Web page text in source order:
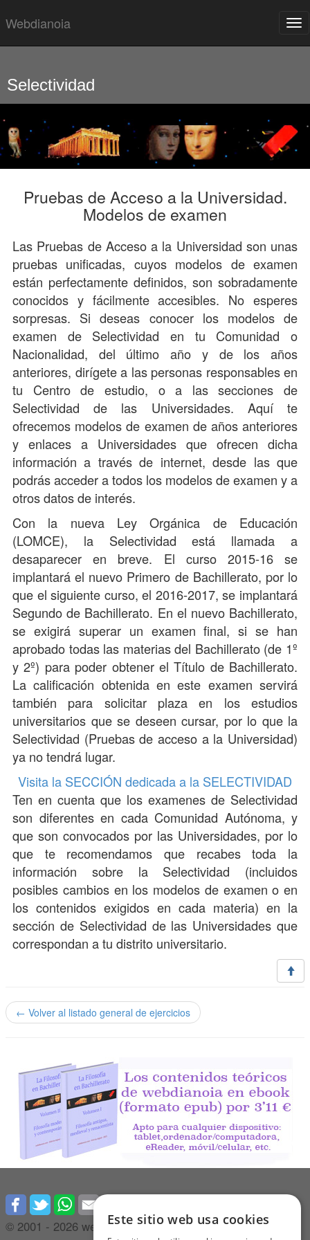
enlaces
Webdianoia
Selectividad
Pruebas de Acceso a la Universidad.
Modelos de examen
Las Pruebas de Acceso a la Universidad son unas
pruebas unificadas, cuyos modelos de examen
están perfectamente definidos, son sobradamente
conocidos y fácilmente accesibles. No esperes
sorpresas. Si deseas conocer los modelos de
examen de Selectividad en tu Comunidad o
Nacionalidad, del último año y de los años
anteriores, dirígete a las personas responsables en
tu Centro de estudio, o a las secciones de
Selectividad de las Universidades. Aquí te
ofrecemos modelos de examen de años anteriores
y enlaces a Universidades que ofrecen dicha
información a través de internet, desde las que
podrás acceder a todos los modelos de examen y a
otros datos de interés.
Con la nueva Ley Orgánica de Educación
(LOMCE), la Selectividad está llamada a
desaparecer en breve. El curso 2015-16 se
implantará el nuevo Primero de Bachillerato, por lo
que el siguiente curso, el 2016-2017, se implantará
Segundo de Bachillerato. En el nuevo Bachillerato,
se exigirá superar un examen final, si se han
aprobado todas las materias del Bachillerato (de 1º
y 2º) para poder obtener el Título de Bachillerato.
La calificación obtenida en este examen servirá
también para solicitar plaza en los estudios
universitarios que se deseen cursar, por lo que la
Selectividad (Pruebas de acceso a la Universidad)
ya no tendrá lugar.
Visita la SECCIÓN dedicada a la SELECTIVIDAD
Ten en cuenta que los examenes de Selectividad
son diferentes en cada Comunidad Autónoma, y
que son convocados por las Universidades, por lo
que te recomendamos que recabes toda la
información sobre la Selectividad (incluidos
posibles cambios en los modelos de examen o en
los contenidos exigidos en cada materia) en la
sección de Selectividad de las Universidades que
correspondan a tu distrito universitario.
← Volver al listado general de ejercicios
© 2001 - 2026 webdianoia.comEste sitio web usa cookies